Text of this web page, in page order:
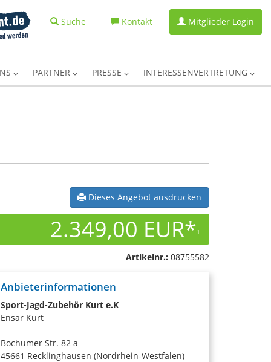
Suche Kontakt Mitglieder Login
PARTNER PRESSE INTERESSENVERTRETUNG
Dieses Angebot ausdrucken
2.349,00 EUR*1
Artikelnr.: 08755582
Anbieterinformationen
Sport-Jagd-Zubehör Kurt e.K
Ensar Kurt
Bochumer Str. 82 a
45661 Recklinghausen (Nordrhein-Westfalen)